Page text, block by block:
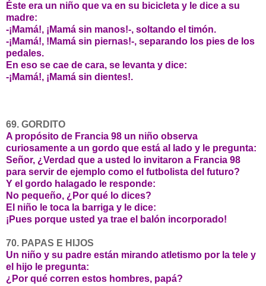
Éste era un niño que va en su bicicleta y le dice a su
madre:
-¡Mamá!, ¡Mamá sin manos!-, soltando el timón.
-¡Mamá!, !Mamá sin piernas!-, separando los pies de los
pedales.
En eso se cae de cara, se levanta y dice:
-¡Mamá!, ¡Mamá sin dientes!.
69. GORDITO
A propósito de Francia 98 un niño observa
curiosamente a un gordo que está al lado y le pregunta:
Señor, ¿Verdad que a usted lo invitaron a Francia 98
para servir de ejemplo como el futbolista del futuro?
Y el gordo halagado le responde:
No pequeño, ¿Por qué lo dices?
El niño le toca la barriga y le dice:
¡Pues porque usted ya trae el balón incorporado!
70. PAPAS E HIJOS
Un niño y su padre están mirando atletismo por la tele y
el hijo le pregunta:
¿Por qué corren estos hombres, papá?